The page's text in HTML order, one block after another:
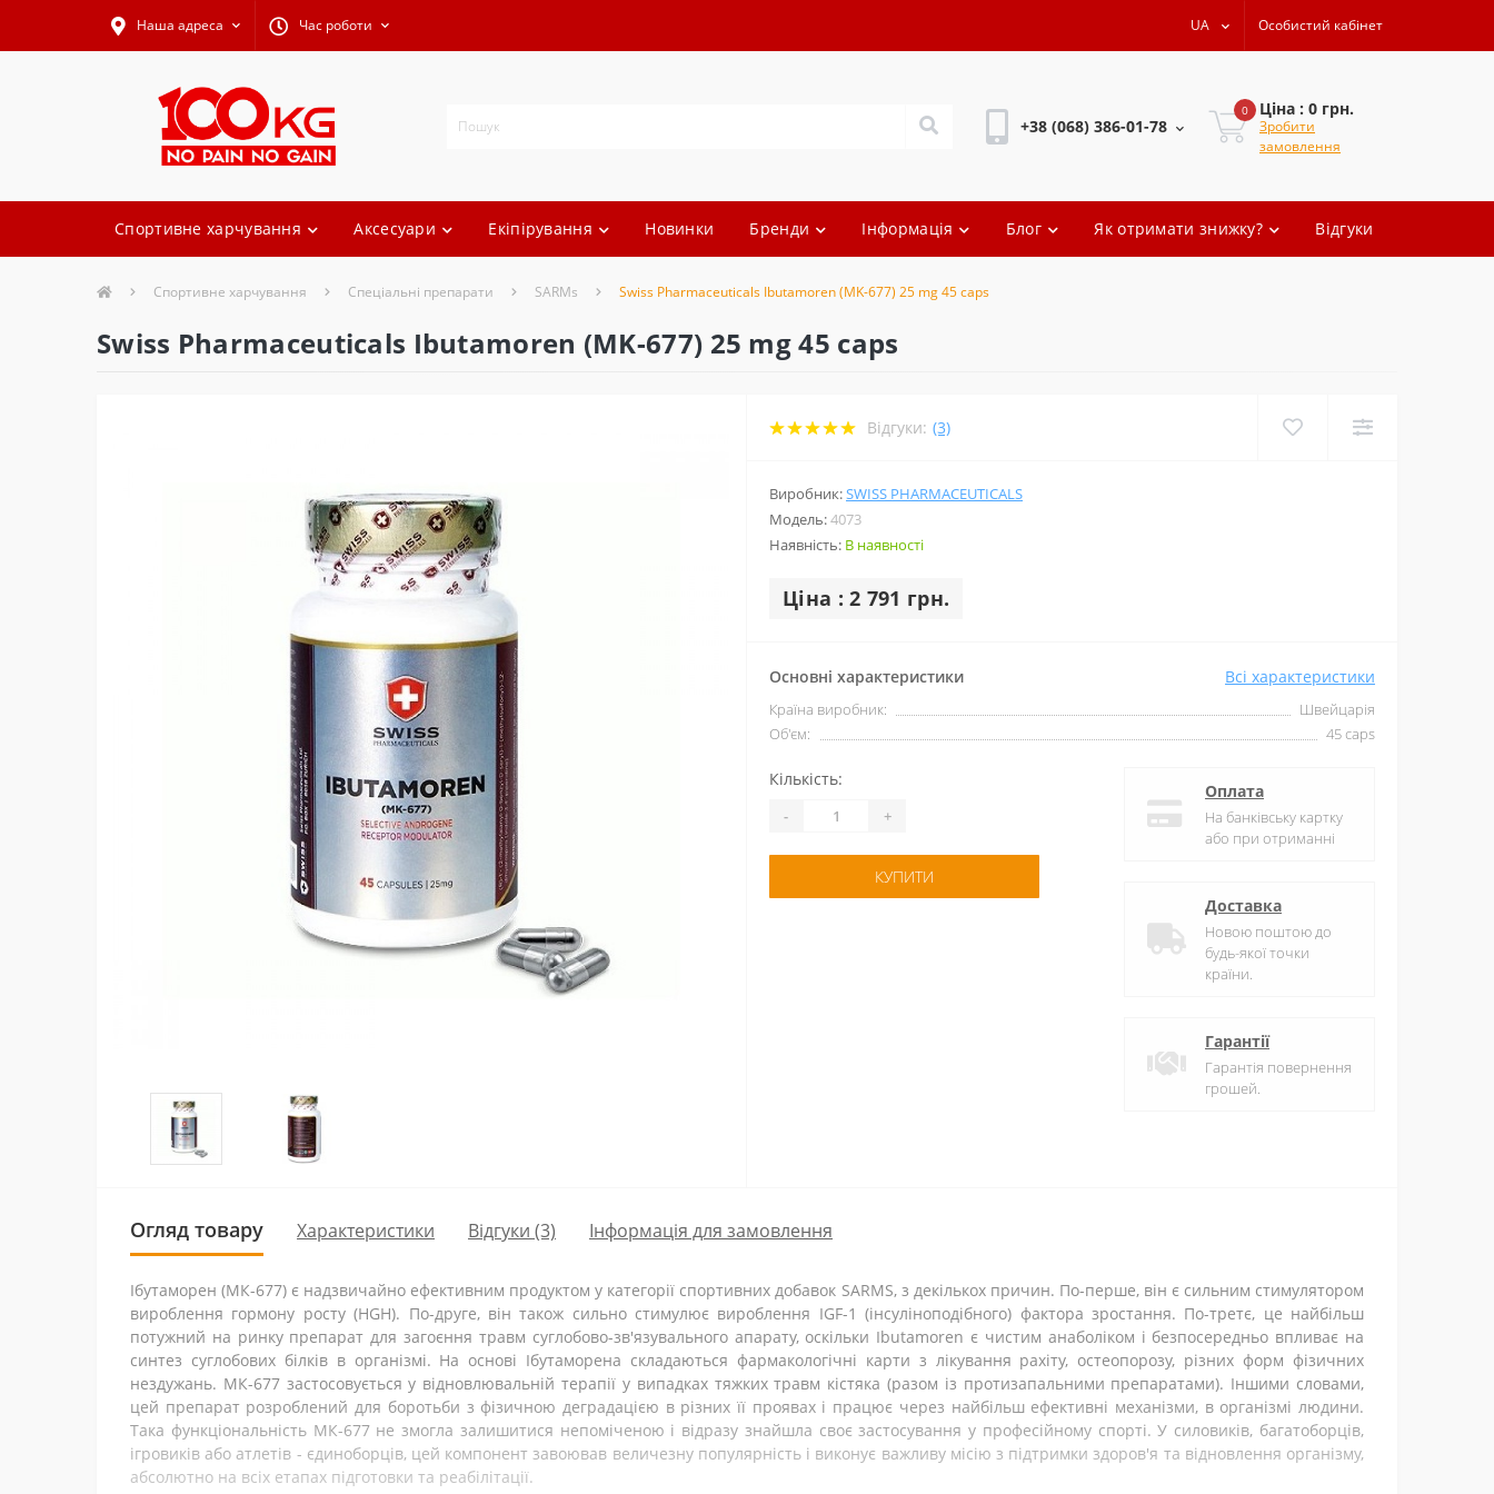
Наша адреса Час роботи UA Особистий кабінет
+38 (068) 386-01-78
0 Ціна : 0 грн.
Зробити
замовлення
Спортивне харчування Аксесуари Екіпірування Новинки Бренди Інформація Блог Як отримати знижку? Відгуки
Спортивне харчування Спеціальні препарати SARMs Swiss Pharmaceuticals Ibutamoren (MK-677) 25 mg 45 caps
Swiss Pharmaceuticals Ibutamoren (MK-677) 25 mg 45 caps
Відгуки: (3)
Виробник:SWISS PHARMACEUTICALS
Модель:4073
Наявність: В наявності
Ціна : 2 791 грн.
Основні характеристики Всі характеристики
Країна виробник:
Швейцарія
Об'єм:
45 caps
Кількість:
- +
КУПИТИ
Оплата
На банківську картку
або при отриманні
Доставка
Новою поштою до
будь-якої точки
країни.
Гарантії
Гарантія повернення
грошей.
Огляд товару Характеристики Відгуки (3) Інформація для замовлення
Ібутаморен (МК-677) є надзвичайно ефективним продуктом у категорії спортивних добавок SARMS, з декількох причин. По-перше, він є сильним стимулятором
вироблення гормону росту (HGH). По-друге, він також сильно стимулює вироблення IGF-1 (інсуліноподібного) фактора зростання. По-третє, це найбільш
потужний на ринку препарат для загоєння травм суглобово-зв'язувального апарату, оскільки Ibutamoren є чистим анаболіком і безпосередньо впливає на
синтез суглобових білків в організмі. На основі Ібутаморена складаються фармакологічні карти з лікування рахіту, остеопорозу, різних форм фізичних
нездужань. МК-677 застосовується у відновлювальній терапії у випадках тяжких травм кістяка (разом із протизапальними препаратами). Іншими словами,
цей препарат розроблений для боротьби з фізичною деградацією в різних її проявах і працює через найбільш ефективні механізми, в організмі людини.
Така функціональність МК-677 не змогла залишитися непоміченою і відразу знайшла своє застосування у професійному спорті. У силовиків, багатоборців,
ігровиків або атлетів - єдиноборців, цей компонент завоював величезну популярність і виконує важливу місію з підтримки здоров'я та відновлення організму,
абсолютно на всіх етапах підготовки та реабілітації.